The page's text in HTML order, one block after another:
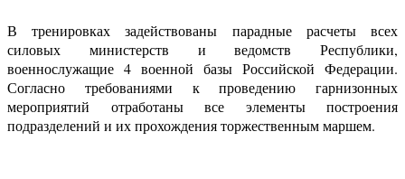
В тренировках задействованы парадные расчеты всех
силовых министерств и ведомств Республики,
военнослужащие 4 военной базы Российской Федерации.
Согласно требованиями к проведению гарнизонных
мероприятий отработаны все элементы построения
подразделений и их прохождения торжественным маршем.